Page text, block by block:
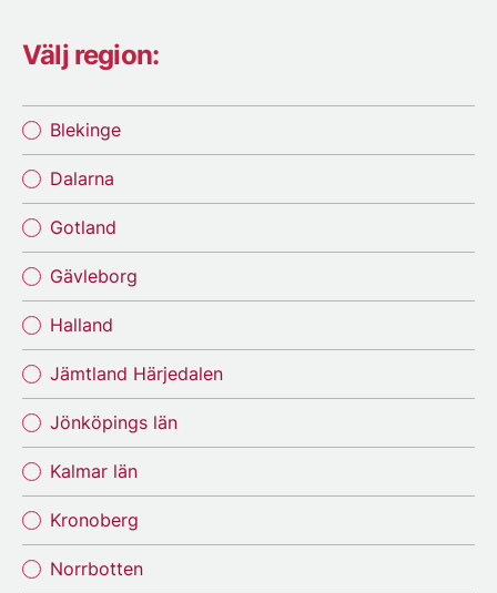
Välj region:
Blekinge
Dalarna
Gotland
Gävleborg
Halland
Jämtland Härjedalen
Jönköpings län
Kalmar län
Kronoberg
Norrbotten